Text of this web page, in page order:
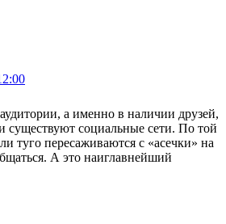
а именно в наличии друзей,
существуют социальные сети. По той
туго пересаживаются с «асечки» на
А это наиглавнейший